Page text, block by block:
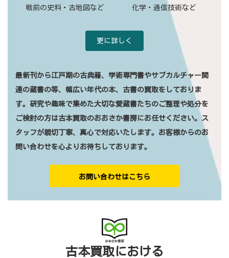
戦前の史料・古地図など
化学・通信技術など
更に詳しく
最新刊から江戸期の古典籍、学術専門書やサブカルチャー関
連の蔵書の等、幅広い年代の本、古書の買取をしておりま
す。研究や趣味で集めた大切な愛蔵書たちのご整理や処分を
ご検討の方は古本買取のおおさか書房にお任せください。ス
タッフが親切丁寧、真心で対応いたします。お客様からのお
問い合わせを心よりお待ちしております。
お問い合わせはこちら
古本買取における